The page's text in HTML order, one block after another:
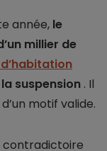
année, le
millier de
suspension . Il
motif valide.
contradictoire